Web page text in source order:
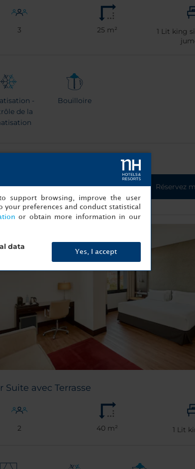
3 25 m² 1 Lit king
-
de la
Bouilloire
Réservez
Suite avec Terrasse
2 40 m² 1 Lit
support browsing, improve the user
preferences and conduct statistical
or obtain more information in our
data
Yes, I accept